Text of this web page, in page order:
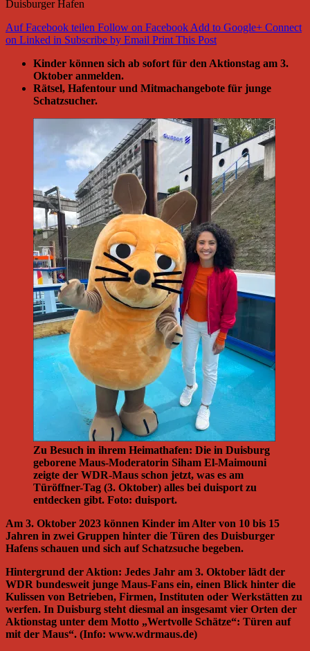
Duisburger Hafen
Auf Facebook teilen Follow on FacebookAdd to Google+ Connect
on Linked in Subscribe by Email Print This Post
Kinder können sich ab sofort für den Aktionstag am 3.
Oktober anmelden.
Rätsel, Hafentour und Mitmachangebote für junge
Schatzsucher.
Zu Besuch in ihrem Heimathafen: Die in Duisburg
geborene Maus-Moderatorin Siham El-Maimouni
zeigte der WDR-Maus schon jetzt, was es am
Türöffner-Tag (3. Oktober) alles bei duisport zu
entdecken gibt. Foto: duisport.
Am 3. Oktober 2023 können Kinder im Alter von 10 bis 15
Jahren in zwei Gruppen hinter die Türen des Duisburger
Hafens schauen und sich auf Schatzsuche begeben.
Hintergrund der Aktion: Jedes Jahr am 3. Oktober lädt der
WDR bundesweit junge Maus-Fans ein, einen Blick hinter die
Kulissen von Betrieben, Firmen, Instituten oder Werkstätten zu
werfen. In Duisburg steht diesmal an insgesamt vier Orten der
Aktionstag unter dem Motto „Wertvolle Schätze“: Türen auf
mit der Maus“. (Info: www.wdrmaus.de)